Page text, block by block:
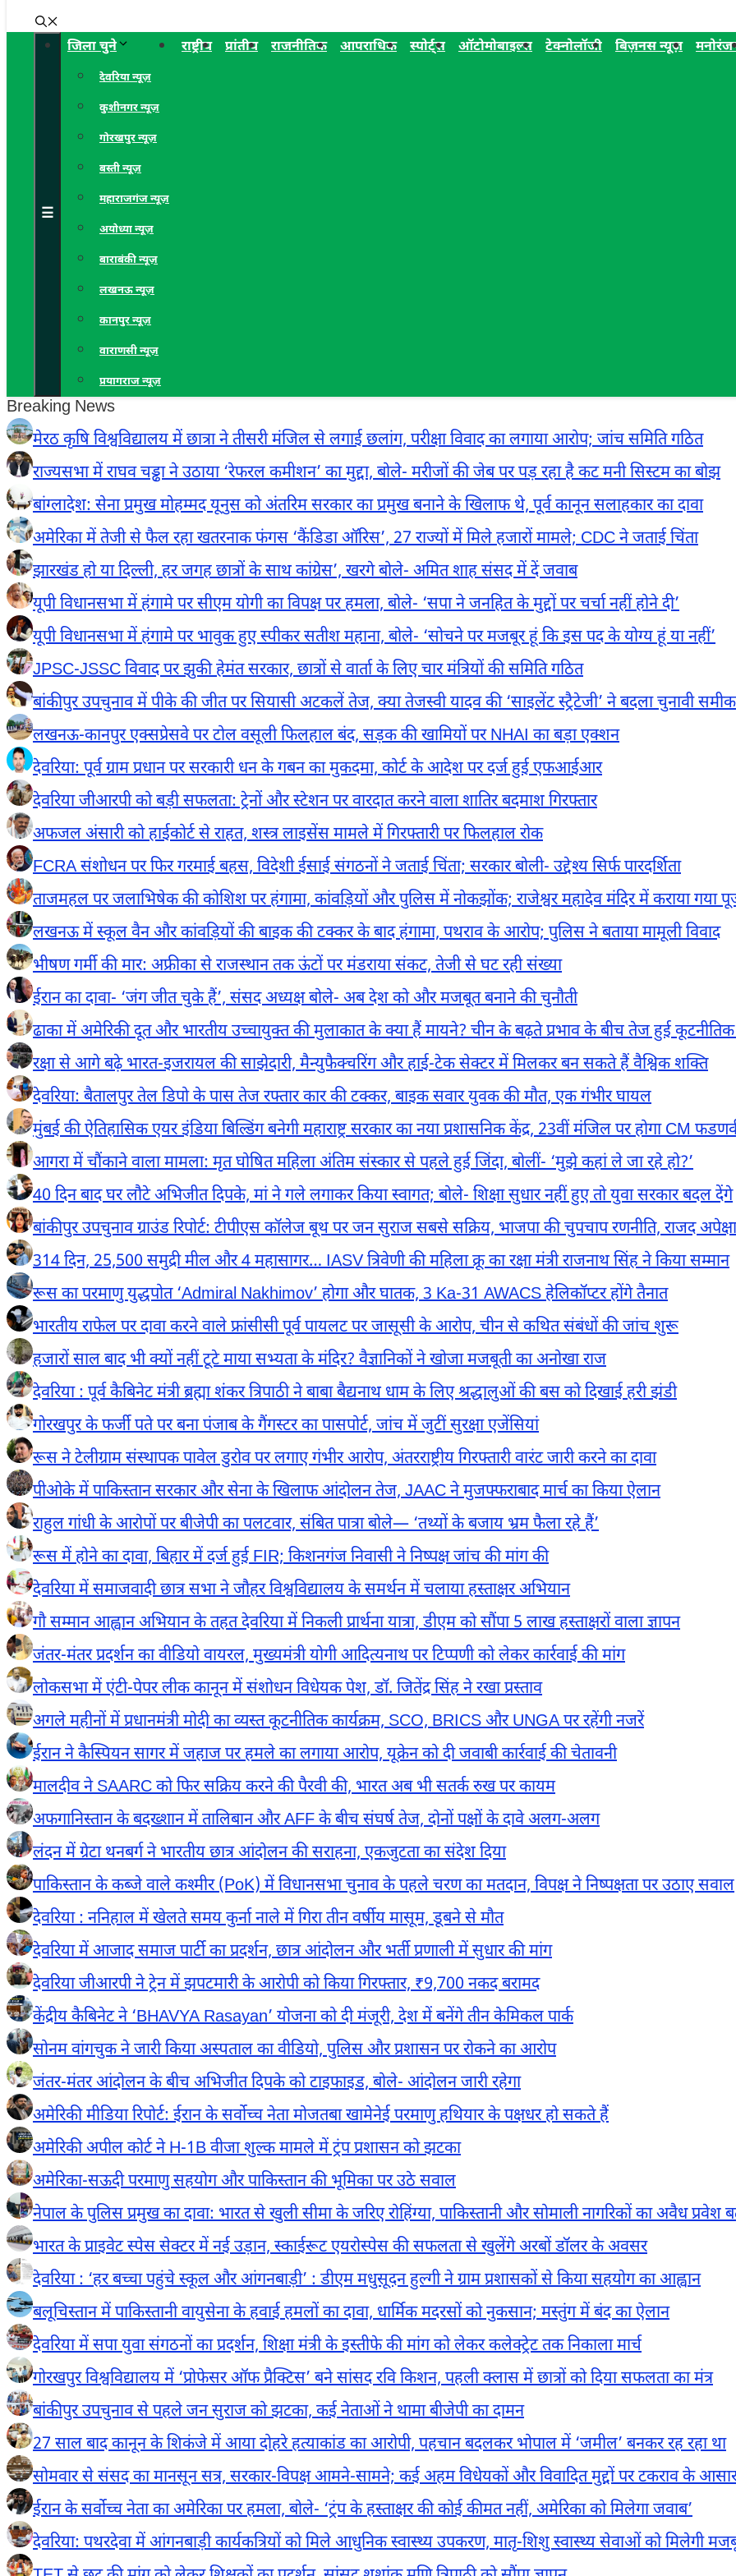
☰
जिला चुने
देवरिया न्यूज़
कुशीनगर न्यूज़
गोरखपुर न्यूज़
बस्ती न्यूज़
महाराजगंज न्यूज़
अयोध्या न्यूज़
बाराबंकी न्यूज़
लखनऊ न्यूज़
कानपुर न्यूज़
वाराणसी न्यूज़
प्रयागराज न्यूज़
राष्ट्रीय प्रांतीय राजनीतिक आपराधिक स्पोर्ट्स ऑटोमोबाइल्स टेक्नोलॉजी बिज़नस न्यूज़
Breaking News
मेरठ कृषि विश्वविद्यालय में छात्रा ने तीसरी मंजिल से लगाई छलांग, परीक्षा विवाद का लगाया आरोप; जांच समिति गठित
राज्यसभा में राघव चड्ढा ने उठाया ‘रेफरल कमीशन’ का मुद्दा, बोले- मरीजों की जेब पर पड़ रहा है कट मनी सिस्टम का बोझ
बांग्लादेश: सेना प्रमुख मोहम्मद यूनुस को अंतरिम सरकार का प्रमुख बनाने के खिलाफ थे, पूर्व कानून सलाहकार का दावा
अमेरिका में तेजी से फैल रहा खतरनाक फंगस ‘कैंडिडा ऑरिस’, 27 राज्यों में मिले हजारों मामले; CDC ने जताई चिंता
झारखंड हो या दिल्ली, हर जगह छात्रों के साथ कांग्रेस’, खरगे बोले- अमित शाह संसद में दें जवाब
यूपी विधानसभा में हंगामे पर सीएम योगी का विपक्ष पर हमला, बोले- ‘सपा ने जनहित के मुद्दों पर चर्चा नहीं होने दी’
यूपी विधानसभा में हंगामे पर भावुक हुए स्पीकर सतीश महाना, बोले- ‘सोचने पर मजबूर हूं कि इस पद के योग्य हूं या नहीं’
JPSC-JSSC विवाद पर झुकी हेमंत सरकार, छात्रों से वार्ता के लिए चार मंत्रियों की समिति गठित
बांकीपुर उपचुनाव में पीके की जीत पर सियासी अटकलें तेज, क्या तेजस्वी यादव की ‘साइलेंट स्ट्रैटेजी’ ने बदला चुनावी
लखनऊ-कानपुर एक्सप्रेसवे पर टोल वसूली फिलहाल बंद, सड़क की खामियों पर NHAI का बड़ा एक्शन
देवरिया: पूर्व ग्राम प्रधान पर सरकारी धन के गबन का मुकदमा, कोर्ट के आदेश पर दर्ज हुई एफआईआर
देवरिया जीआरपी को बड़ी सफलता: ट्रेनों और स्टेशन पर वारदात करने वाला शातिर बदमाश गिरफ्तार
अफजल अंसारी को हाईकोर्ट से राहत, शस्त्र लाइसेंस मामले में गिरफ्तारी पर फिलहाल रोक
FCRA संशोधन पर फिर गरमाई बहस, विदेशी ईसाई संगठनों ने जताई चिंता; सरकार बोली- उद्देश्य सिर्फ पारदर्शिता
ताजमहल पर जलाभिषेक की कोशिश पर हंगामा, कांवड़ियों और पुलिस में नोकझोंक; राजेश्वर महादेव मंदिर में कराया गया
लखनऊ में स्कूल वैन और कांवड़ियों की बाइक की टक्कर के बाद हंगामा, पथराव के आरोप; पुलिस ने बताया मामूली विवाद
भीषण गर्मी की मार: अफ्रीका से राजस्थान तक ऊंटों पर मंडराया संकट, तेजी से घट रही संख्या
ईरान का दावा- ‘जंग जीत चुके हैं’, संसद अध्यक्ष बोले- अब देश को और मजबूत बनाने की चुनौती
ढाका में अमेरिकी दूत और भारतीय उच्चायुक्त की मुलाकात के क्या हैं मायने? चीन के बढ़ते प्रभाव के बीच तेज हुई
रक्षा से आगे बढ़े भारत-इजरायल की साझेदारी, मैन्युफैक्चरिंग और हाई-टेक सेक्टर में मिलकर बन सकते हैं वैश्विक शक्ति
देवरिया: बैतालपुर तेल डिपो के पास तेज रफ्तार कार की टक्कर, बाइक सवार युवक की मौत, एक गंभीर घायल
मुंबई की ऐतिहासिक एयर इंडिया बिल्डिंग बनेगी महाराष्ट्र सरकार का नया प्रशासनिक केंद्र, 23वीं मंजिल पर होगा CM
आगरा में चौंकाने वाला मामला: मृत घोषित महिला अंतिम संस्कार से पहले हुई जिंदा, बोलीं- ‘मुझे कहां ले जा रहे हो?’
40 दिन बाद घर लौटे अभिजीत दिपके, मां ने गले लगाकर किया स्वागत; बोले- शिक्षा सुधार नहीं हुए तो युवा सरकार बदल देंगे
बांकीपुर उपचुनाव ग्राउंड रिपोर्ट: टीपीएस कॉलेज बूथ पर जन सुराज सबसे सक्रिय, भाजपा की चुपचाप रणनीति, राजद
314 दिन, 25,500 समुद्री मील और 4 महासागर… IASV त्रिवेणी की महिला क्रू का रक्षा मंत्री राजनाथ सिंह ने किया सम्मान
रूस का परमाणु युद्धपोत ‘Admiral Nakhimov’ होगा और घातक, 3 Ka-31 AWACS हेलिकॉप्टर होंगे तैनात
भारतीय राफेल पर दावा करने वाले फ्रांसीसी पूर्व पायलट पर जासूसी के आरोप, चीन से कथित संबंधों की जांच शुरू
हजारों साल बाद भी क्यों नहीं टूटे माया सभ्यता के मंदिर? वैज्ञानिकों ने खोजा मजबूती का अनोखा राज
देवरिया : पूर्व कैबिनेट मंत्री ब्रह्मा शंकर त्रिपाठी ने बाबा बैद्यनाथ धाम के लिए श्रद्धालुओं की बस को दिखाई हरी झंडी
गोरखपुर के फर्जी पते पर बना पंजाब के गैंगस्टर का पासपोर्ट, जांच में जुटीं सुरक्षा एजेंसियां
रूस ने टेलीग्राम संस्थापक पावेल डुरोव पर लगाए गंभीर आरोप, अंतरराष्ट्रीय गिरफ्तारी वारंट जारी करने का दावा
पीओके में पाकिस्तान सरकार और सेना के खिलाफ आंदोलन तेज, JAAC ने मुजफ्फराबाद मार्च का किया ऐलान
राहुल गांधी के आरोपों पर बीजेपी का पलटवार, संबित पात्रा बोले— ‘तथ्यों के बजाय भ्रम फैला रहे हैं’
रूस में होने का दावा, बिहार में दर्ज हुई FIR; किशनगंज निवासी ने निष्पक्ष जांच की मांग की
देवरिया में समाजवादी छात्र सभा ने जौहर विश्वविद्यालय के समर्थन में चलाया हस्ताक्षर अभियान
गौ सम्मान आह्वान अभियान के तहत देवरिया में निकली प्रार्थना यात्रा, डीएम को सौंपा 5 लाख हस्ताक्षरों वाला ज्ञापन
जंतर-मंतर प्रदर्शन का वीडियो वायरल, मुख्यमंत्री योगी आदित्यनाथ पर टिप्पणी को लेकर कार्रवाई की मांग
लोकसभा में एंटी-पेपर लीक कानून में संशोधन विधेयक पेश, डॉ. जितेंद्र सिंह ने रखा प्रस्ताव
अगले महीनों में प्रधानमंत्री मोदी का व्यस्त कूटनीतिक कार्यक्रम, SCO, BRICS और UNGA पर रहेंगी नजरें
ईरान ने कैस्पियन सागर में जहाज पर हमले का लगाया आरोप, यूक्रेन को दी जवाबी कार्रवाई की चेतावनी
मालदीव ने SAARC को फिर सक्रिय करने की पैरवी की, भारत अब भी सतर्क रुख पर कायम
अफगानिस्तान के बदख्शान में तालिबान और AFF के बीच संघर्ष तेज, दोनों पक्षों के दावे अलग-अलग
लंदन में ग्रेटा थनबर्ग ने भारतीय छात्र आंदोलन की सराहना, एकजुटता का संदेश दिया
पाकिस्तान के कब्जे वाले कश्मीर (PoK) में विधानसभा चुनाव के पहले चरण का मतदान, विपक्ष ने निष्पक्षता पर उठाए सवाल
देवरिया : ननिहाल में खेलते समय कुर्ना नाले में गिरा तीन वर्षीय मासूम, डूबने से मौत
देवरिया में आजाद समाज पार्टी का प्रदर्शन, छात्र आंदोलन और भर्ती प्रणाली में सुधार की मांग
देवरिया जीआरपी ने ट्रेन में झपटमारी के आरोपी को किया गिरफ्तार, ₹9,700 नकद बरामद
केंद्रीय कैबिनेट ने ‘BHAVYA Rasayan’ योजना को दी मंजूरी, देश में बनेंगे तीन केमिकल पार्क
सोनम वांगचुक ने जारी किया अस्पताल का वीडियो, पुलिस और प्रशासन पर रोकने का आरोप
जंतर-मंतर आंदोलन के बीच अभिजीत दिपके को टाइफाइड, बोले- आंदोलन जारी रहेगा
अमेरिकी मीडिया रिपोर्ट: ईरान के सर्वोच्च नेता मोजतबा खामेनेई परमाणु हथियार के पक्षधर हो सकते हैं
अमेरिकी अपील कोर्ट ने H-1B वीजा शुल्क मामले में ट्रंप प्रशासन को झटका
अमेरिका-सऊदी परमाणु सहयोग और पाकिस्तान की भूमिका पर उठे सवाल
नेपाल के पुलिस प्रमुख का दावा: भारत से खुली सीमा के जरिए रोहिंग्या, पाकिस्तानी और सोमाली नागरिकों का अवैध प्रवेश
भारत के प्राइवेट स्पेस सेक्टर में नई उड़ान, स्काईरूट एयरोस्पेस की सफलता से खुलेंगे अरबों डॉलर के अवसर
देवरिया : ‘हर बच्चा पहुंचे स्कूल और आंगनबाड़ी’ : डीएम मधुसूदन हुल्गी ने ग्राम प्रशासकों से किया सहयोग का आह्वान
बलूचिस्तान में पाकिस्तानी वायुसेना के हवाई हमलों का दावा, धार्मिक मदरसों को नुकसान; मस्तुंग में बंद का ऐलान
देवरिया में सपा युवा संगठनों का प्रदर्शन, शिक्षा मंत्री के इस्तीफे की मांग को लेकर कलेक्ट्रेट तक निकाला मार्च
गोरखपुर विश्वविद्यालय में ‘प्रोफेसर ऑफ प्रैक्टिस’ बने सांसद रवि किशन, पहली क्लास में छात्रों को दिया सफलता का मंत्र
बांकीपुर उपचुनाव से पहले जन सुराज को झटका, कई नेताओं ने थामा बीजेपी का दामन
27 साल बाद कानून के शिकंजे में आया दोहरे हत्याकांड का आरोपी, पहचान बदलकर भोपाल में ‘जमील’ बनकर रह रहा था
सोमवार से संसद का मानसून सत्र, सरकार-विपक्ष आमने-सामने; कई अहम विधेयकों और विवादित मुद्दों पर टकराव के
ईरान के सर्वोच्च नेता का अमेरिका पर हमला, बोले- ‘ट्रंप के हस्ताक्षर की कोई कीमत नहीं, अमेरिका को मिलेगा जवाब’
देवरिया: पथरदेवा में आंगनबाड़ी कार्यकत्रियों को मिले आधुनिक स्वास्थ्य उपकरण, मातृ-शिशु स्वास्थ्य सेवाओं को मिलेगी